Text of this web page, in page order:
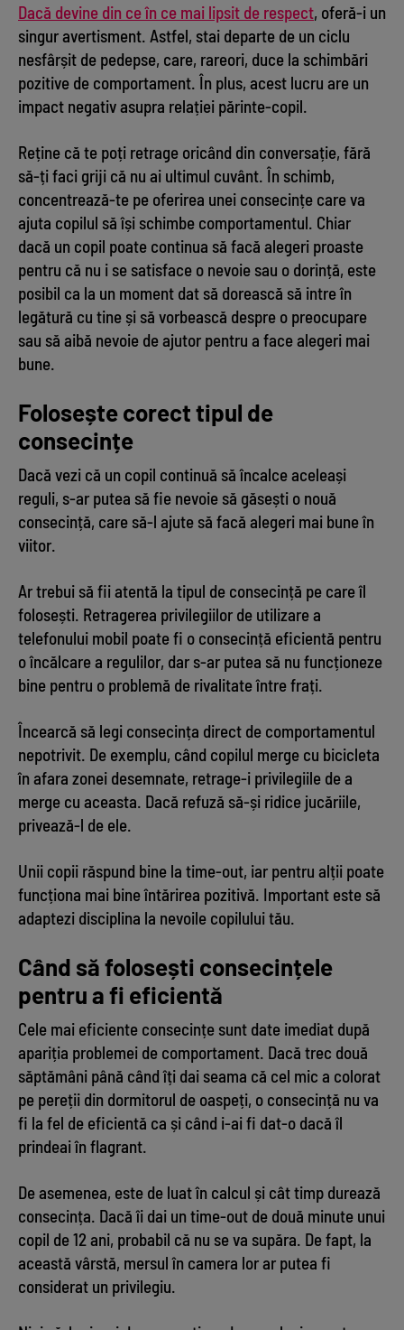
Dacă devine din ce în ce mai lipsit de respect, oferă-i un
singur avertisment. Astfel, stai departe de un ciclu
nesfârșit de pedepse, care, rareori, duce la schimbări
pozitive de comportament. În plus, acest lucru are un
impact negativ asupra relației părinte-copil.
Reține că te poți retrage oricând din conversație, fără
să-ți faci griji că nu ai ultimul cuvânt. În schimb,
concentrează-te pe oferirea unei consecințe care va
ajuta copilul să își schimbe comportamentul. Chiar
dacă un copil poate continua să facă alegeri proaste
pentru că nu i se satisface o nevoie sau o dorință, este
posibil ca la un moment dat să dorească să intre în
legătură cu tine și să vorbească despre o preocupare
sau să aibă nevoie de ajutor pentru a face alegeri mai
bune.
Folosește corect tipul de
consecințe
Dacă vezi că un copil continuă să încalce aceleași
reguli, s-ar putea să fie nevoie să găsești o nouă
consecință, care să-l ajute să facă alegeri mai bune în
viitor.
Ar trebui să fii atentă la tipul de consecință pe care îl
folosești. Retragerea privilegiilor de utilizare a
telefonului mobil poate fi o consecință eficientă pentru
o încălcare a regulilor, dar s-ar putea să nu funcționeze
bine pentru o problemă de rivalitate între frați.
Încearcă să legi consecința direct de comportamentul
nepotrivit. De exemplu, când copilul merge cu bicicleta
în afara zonei desemnate, retrage-i privilegiile de a
merge cu aceasta. Dacă refuză să-și ridice jucăriile,
privează-l de ele.
Unii copii răspund bine la time-out, iar pentru alții poate
funcționa mai bine întărirea pozitivă. Important este să
adaptezi disciplina la nevoile copilului tău.
Când să folosești consecințele
pentru a fi eficientă
Cele mai eficiente consecințe sunt date imediat după
apariția problemei de comportament. Dacă trec două
săptămâni până când îți dai seama că cel mic a colorat
pe pereții din dormitorul de oaspeți, o consecință nu va
fi la fel de eficientă ca și când i-ai fi dat-o dacă îl
prindeai în flagrant.
De asemenea, este de luat în calcul și cât timp durează
consecința. Dacă îi dai un time-out de două minute unui
copil de 12 ani, probabil că nu se va supăra. De fapt, la
această vârstă, mersul în camera lor ar putea fi
considerat un privilegiu.